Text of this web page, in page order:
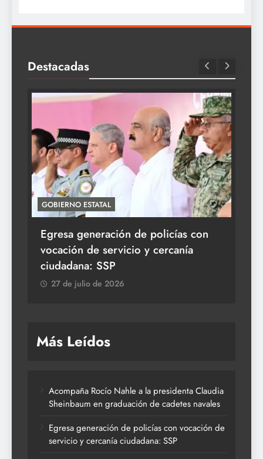
Destacadas
GOBIERNO ESTATAL
Egresa generación de policías con
vocación de servicio y cercanía
ciudadana: SSP
27 de julio de 2026
Más Leídos
Acompaña Rocío Nahle a la presidenta Claudia
Sheinbaum en graduación de cadetes navales
Egresa generación de policías con vocación de
servicio y cercanía ciudadana: SSP